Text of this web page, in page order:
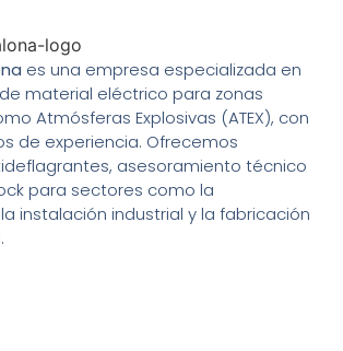
es una empresa especializada en
material eléctrico para zonas
Atmósferas Explosivas (ATEX), con
de experiencia. Ofrecemos
asesoramiento técnico
para sectores como la
instalación industrial y la fabricación